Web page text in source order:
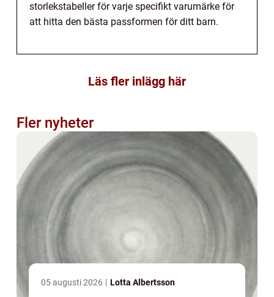
storlekstabeller för varje specifikt varumärke för
att hitta den bästa passformen för ditt barn.
Läs fler inlägg här
Fler nyheter
05 augusti 2026 Lotta Albertsson